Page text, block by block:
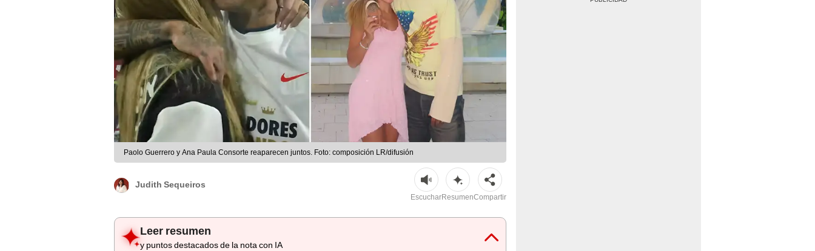
Paolo Guerrero y Ana Paula Consorte reaparecen juntos. Foto: composición LR/difusión
Judith Sequeiros
EscucharResumenCompartir
Leer resumen
y puntos destacados de la nota con IA